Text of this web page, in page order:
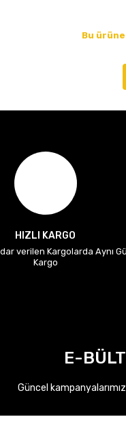
Bu
HIZLI KARGO
verilen Kargolarda Aynı
Kargo
E-
Güncel